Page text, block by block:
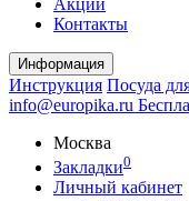
Акции
Контакты
Информация
Инструкция Посуда
info@europika.ru
Москва
Закладки0
Личный кабинет